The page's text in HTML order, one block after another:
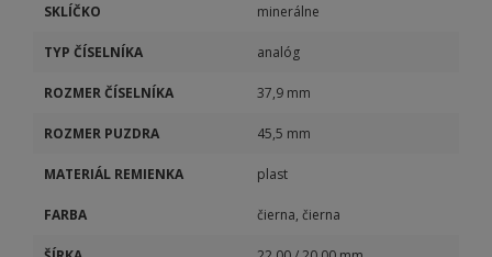
SKLÍČKO minerálne
TYP ČÍSELNÍKA analóg
ROZMER ČÍSELNÍKA 37,9 mm
ROZMER PUZDRA 45,5 mm
MATERIÁL REMIENKA plast
FARBA čierna, čierna